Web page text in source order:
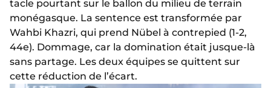
tacle pourtant sur le ballon du milieu de terrain
monégasque. La sentence est transformée par
Wahbi Khazri, qui prend Nübel à contrepied (1-2,
44e). Dommage, car la domination était jusque-là
sans partage. Les deux équipes se quittent sur
cette réduction de l’écart.